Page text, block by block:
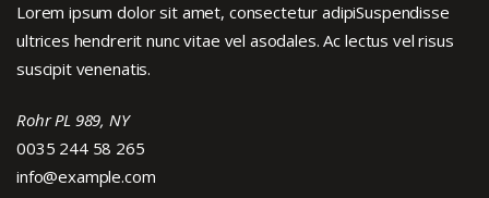
Lorem ipsum dolor sit amet, consectetur adipiSuspendisse
ultrices hendrerit nunc vitae vel asodales. Ac lectus vel risus
suscipit venenatis.
Rohr PL 989, NY
0035 244 58 265
info@example.com